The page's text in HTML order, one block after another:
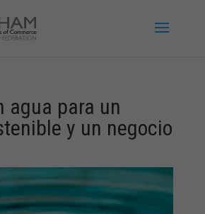
agua para un
y un negocio